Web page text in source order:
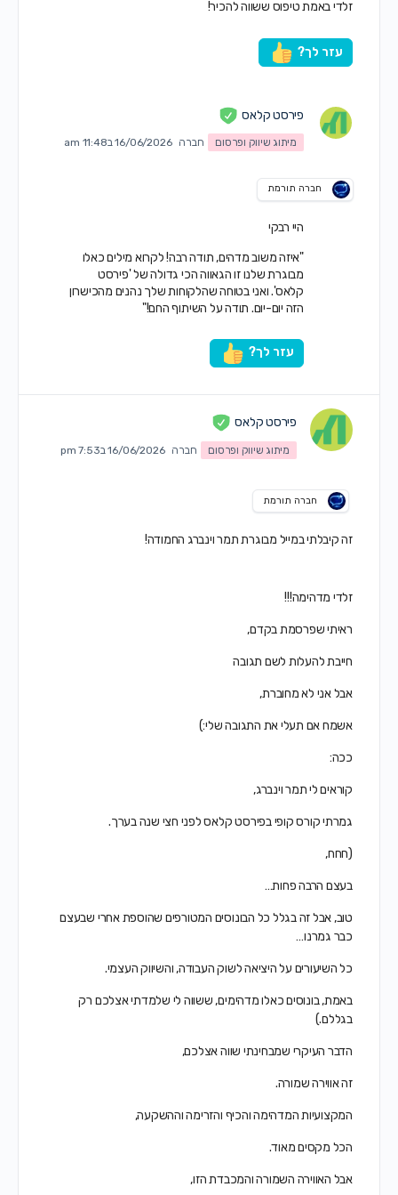
זלדי באמת טיפוס ששווה להכיר!
עזר לך?
פירסט קלאס
מיתוג שיווק ופרסום חברה 16/06/2026 ב11:48 am
חברה תורמת
היי רבקי
"איזה משוב מדהים, תודה רבה! לקרוא מילים כאלו
מבוגרת שלנו זו הגאווה הכי גדולה של 'פירסט
קלאס'. ואני בטוחה שהלקוחות שלך נהנים מהכישרון
הזה יום-יום. תודה על השיתוף החם!"
עזר לך?
פירסט קלאס
מיתוג שיווק ופרסום חברה 16/06/2026 ב7:53 pm
חברה תורמת
זה קיבלתי במייל מבוגרת תמר וינברג החמודה!
זלדי מדהימה!!!
ראיתי שפרסמת בקדם,
חייבת להעלות לשם תגובה
אבל אני לא מחוברת,
אשמח אם תעלי את התגובה שלי:)
ככה:
קוראים לי תמר וינברג,
גמרתי קורס קופי בפירסט קלאס לפני חצי שנה בערך.
(חחח,
בעצם הרבה פחות…
טוב, אבל זה בגלל כל הבונוסים המטורפים שהוספת אחרי שבעצם
כבר גמרנו…
כל השיעורים על היציאה לשוק העבודה, והשיווק העצמי.
באמת, בונוסים כאלו מדהימים, ששווה לי שלמדתי אצלכם רק
בגללם.)
הדבר העיקרי שמבחינתי שווה אצלכם,
זה אווירה שמורה.
המקצועיות המדהימה והכיף והזרימה וההשקעה,
הכל מקסים מאוד.
אבל האווירה השמורה והמכבדת הזו,